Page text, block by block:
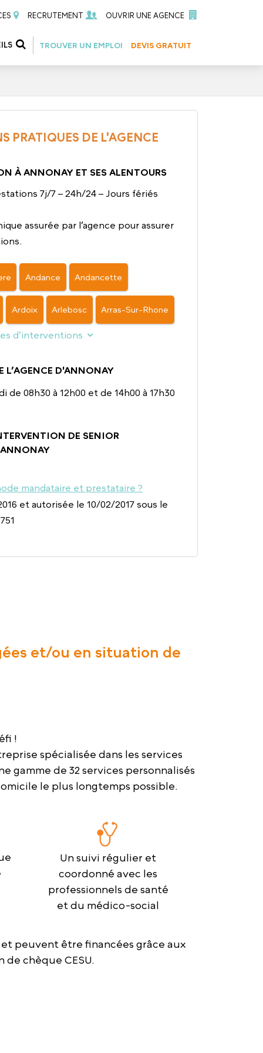
RECRUTEMENT OUVRIR UNE AGENCE
TROUVER UN EMPLOI DEVIS GRATUIT
PRATIQUES DE L'AGENCE
À ANNONAY ET SES ALENTOURS
7j/7 – 24h/24 – Jours fériés
assurée par l’agence pour assurer
Andance Andancette
Ardoix Arlebosc Arras-Sur-Rhone
d’interventions
L’AGENCE D'ANNONAY
de 08h30 à 12h00 et de 14h00 à 17h30
DE SENIOR
mandataire et prestataire ?
et autorisée le 10/02/2017 sous le
et/ou en situation de
!
spécialisée dans les services
gamme de 32 services personnalisés
le plus longtemps possible.
Un suivi régulier et
coordonné avec les
professionnels de santé
et du médico-social
et peuvent être financées grâce aux
de chèque CESU.